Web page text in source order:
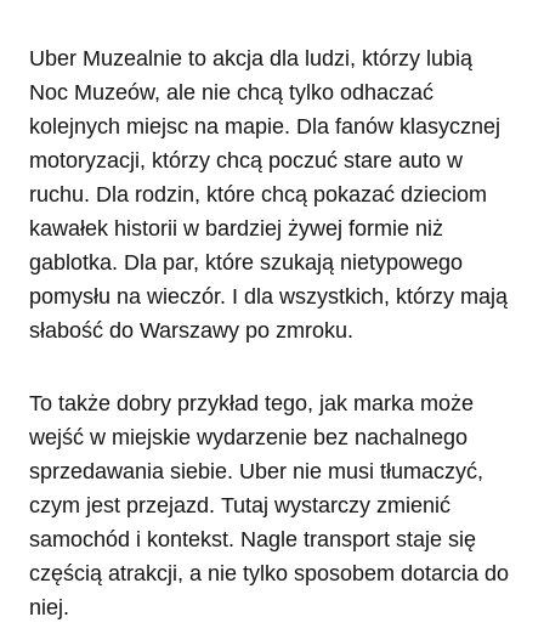
Uber Muzealnie to akcja dla ludzi, którzy lubią
Noc Muzeów, ale nie chcą tylko odhaczać
kolejnych miejsc na mapie. Dla fanów klasycznej
motoryzacji, którzy chcą poczuć stare auto w
ruchu. Dla rodzin, które chcą pokazać dzieciom
kawałek historii w bardziej żywej formie niż
gablotka. Dla par, które szukają nietypowego
pomysłu na wieczór. I dla wszystkich, którzy mają
słabość do Warszawy po zmroku.
To także dobry przykład tego, jak marka może
wejść w miejskie wydarzenie bez nachalnego
sprzedawania siebie. Uber nie musi tłumaczyć,
czym jest przejazd. Tutaj wystarczy zmienić
samochód i kontekst. Nagle transport staje się
częścią atrakcji, a nie tylko sposobem dotarcia do
niej.